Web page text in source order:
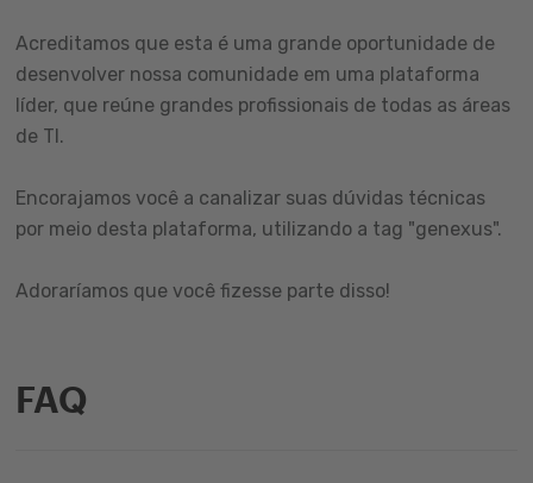
Acreditamos que esta é uma grande oportunidade de
desenvolver nossa comunidade em uma plataforma
líder, que reúne grandes profissionais de todas as áreas
de TI.
Encorajamos você a canalizar suas dúvidas técnicas
por meio desta plataforma, utilizando a tag "genexus".
Adoraríamos que você fizesse parte disso!
FAQ